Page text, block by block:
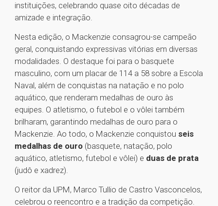
instituições, celebrando quase oito décadas de
amizade e integração.
Nesta edição, o Mackenzie consagrou-se campeão
geral, conquistando expressivas vitórias em diversas
modalidades. O destaque foi para o basquete
masculino, com um placar de 114 a 58 sobre a Escola
Naval, além de conquistas na natação e no polo
aquático, que renderam medalhas de ouro às
equipes. O atletismo, o futebol e o vôlei também
brilharam, garantindo medalhas de ouro para o
Mackenzie. Ao todo, o Mackenzie conquistou seis
medalhas de ouro (basquete, natação, polo
aquático, atletismo, futebol e vôlei) e duas de prata
(judô e xadrez).
O reitor da UPM, Marco Tullio de Castro Vasconcelos,
celebrou o reencontro e a tradição da competição.